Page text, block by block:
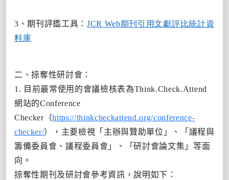
3 、期刊評鑑工具：JCR Web期刊引用文獻評比統計資
料庫
二、掠奪性研討會：
1. 目前最常使用的會議檢核表為Think.Check.Attend
網站的Conference
Checker（https://thinkcheckattend.org/conference-
checker/），主要檢視「主辦與贊助單位」、「議程與
籌備委員會、議程委員會」、「研討會論文集」等面
向。
掠奪性期刊及研討會參考資訊，說明如下：